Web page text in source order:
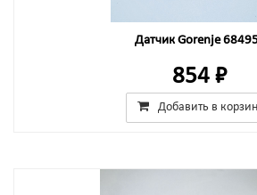
Датчик Gorenje
854 ₽
Добавить в